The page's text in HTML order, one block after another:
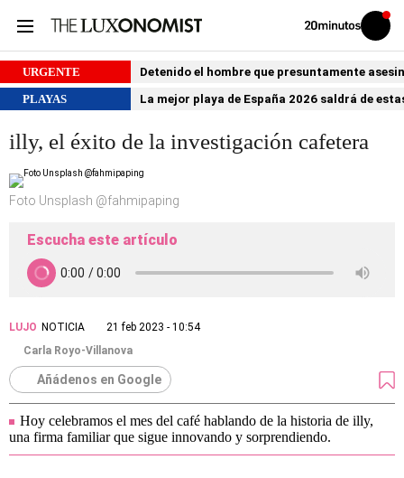
Volver
Iniciar
sesión
URGENTE
Detenido el hombre que presuntamente
PLAYAS
La mejor playa de España 2026 saldrá de
illy, el éxito de la investigación cafetera
Foto Unsplash @fahmipaping
Escucha este artículo
LUJO NOTICIA
21 feb 2023 - 10:54
Carla Royo-Villanova
Añádenos en Google
Hoy celebramos el mes del café hablando de la historia de illy,
una firma familiar que sigue innovando y sorprendiendo.